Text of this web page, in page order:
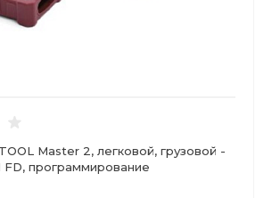
Master 2, легковой, грузовой -
FD, программирование